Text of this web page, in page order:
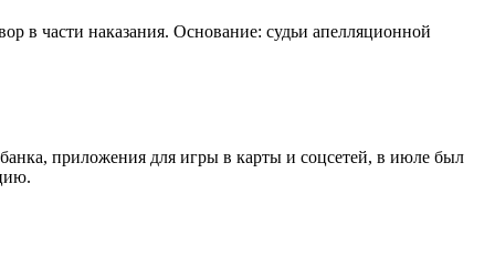
в части наказания. Основание: судьи апелляционной
приложения для игры в карты и соцсетей, в июле был